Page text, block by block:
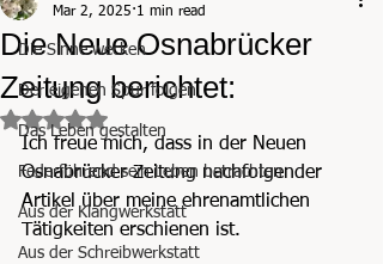
.
Die Sinne wecken
Der eigenen Spur folgen
Das Leben gestalten
Federführend sein Leben betrachten
Aus der Klangwerkstatt
Aus der Schreibwerkstatt
Die Neue Osnabrücker
Zeitung berichtet:
Mar 2, 2025 1 min read
Rated NaN out of 5 stars.
Ich freue mich, dass in der Neuen
Osnabrücker Zeitung nachfolgender
Artikel über meine ehrenamtlichen
Tätigkeiten erschienen ist.